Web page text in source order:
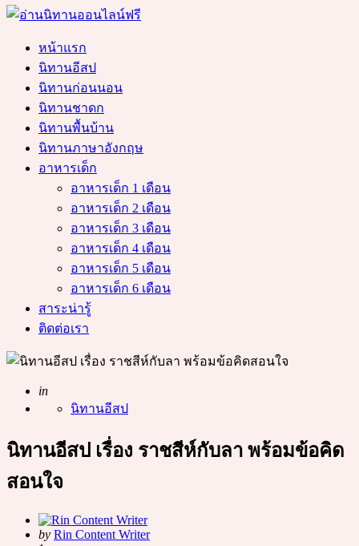
หน้าแรก
นิทานอีสป
นิทานก่อนนอน
นิทานชาดก
นิทานพื้นบ้าน
นิทานภาษาอังกฤษ
อาหารเด็ก
อาหารเด็ก 1 เดือน
อาหารเด็ก 2 เดือน
อาหารเด็ก 3 เดือน
อาหารเด็ก 4 เดือน
อาหารเด็ก 5 เดือน
อาหารเด็ก 6 เดือน
สาระน่ารู้
ติดต่อเรา
Posted
in
นิทานอีสป
นิทานอีสป เรื่อง ราชสีห์กับลา พร้อมข้อคิด
สอนใจ
Posted
by Rin Content Writer